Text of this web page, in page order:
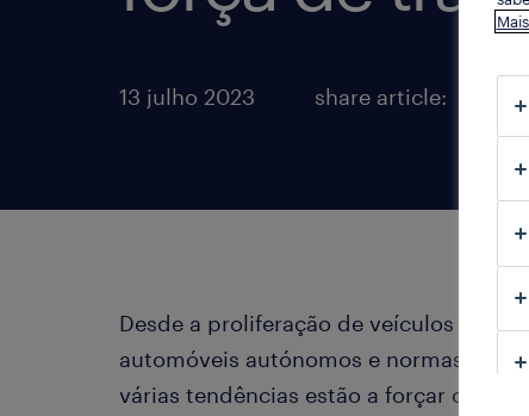
13 julho 2023 share article:
Desde a proliferação de veículos
automóveis autónomos e normas de
várias tendências estão a forçar os